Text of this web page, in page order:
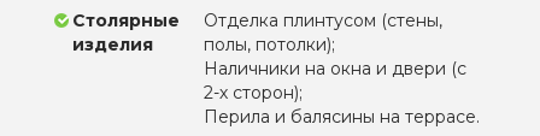
Столярные
изделия
Отделка плинтусом (стены,
полы, потолки);
Наличники на окна и двери (с
2-х сторон);
Перила и балясины на террасе.